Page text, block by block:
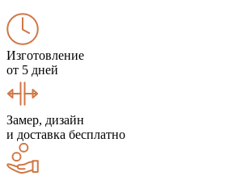
Изготовление
от 5 дней
Замер, дизайн
и доставка бесплатно